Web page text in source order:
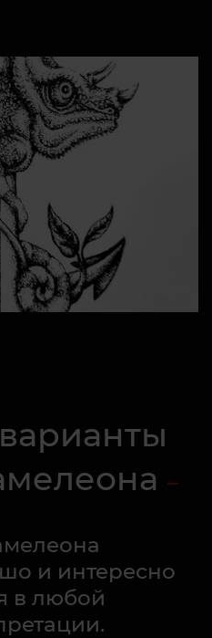
и интересно
в любой